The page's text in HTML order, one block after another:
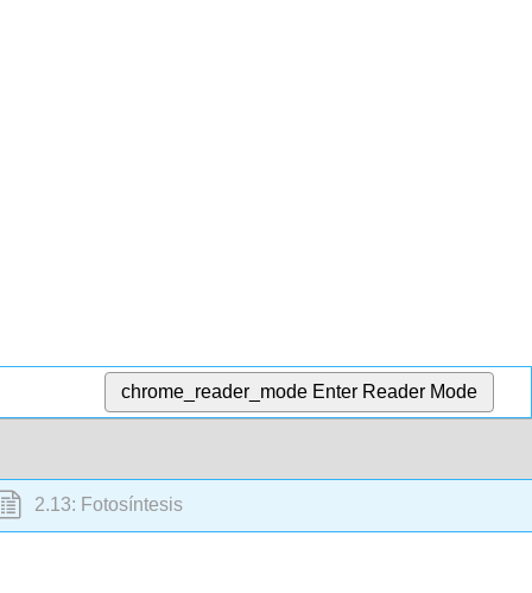
chrome_reader_mode Enter Reader Mode
2.13: Fotosíntesis